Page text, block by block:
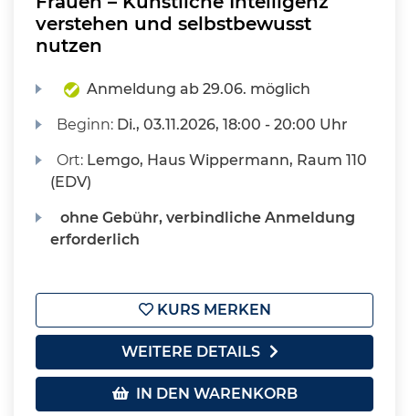
verstehen und selbstbewusst
nutzen
Anmeldung ab 29.06. möglich
Beginn: Di., 03.11.2026, 18:00 - 20:00 Uhr
Ort: Lemgo, Haus Wippermann, Raum 110
(EDV)
ohne Gebühr, verbindliche Anmeldung
erforderlich
KURS MERKEN
WEITERE DETAILS
IN DEN WARENKORB